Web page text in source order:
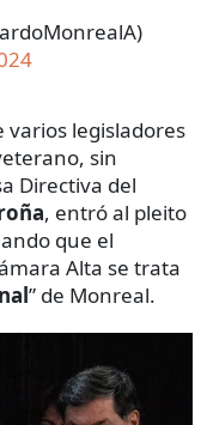
varios legisladores
sin
Directiva del
, entró al pleito
que el
Alta se trata
” de Monreal.